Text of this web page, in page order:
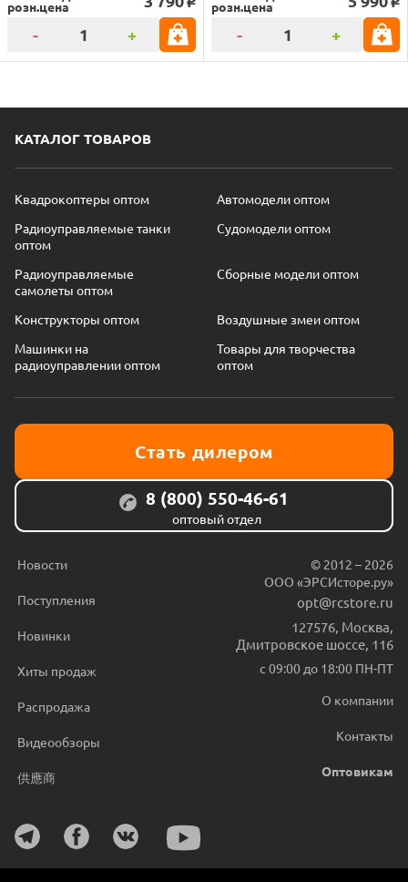
розн.цена
- +
розн.цена
- +
КАТАЛОГ ТОВАРОВ
Квадрокоптеры оптом
Автомодели оптом
Радиоуправляемые танки
оптом
Судомодели оптом
Радиоуправляемые
самолеты оптом
Сборные модели оптом
Конструкторы оптом
Воздушные змеи оптом
Машинки на
радиоуправлении оптом
Товары для творчества
оптом
Стать дилером
8 (800) 550-46-61
оптовый отдел
Новости
Поступления
Новинки
Хиты продаж
Распродажа
Видеообзоры
供應商
© 2012 – 2026
ООО «ЭРСИсторе.ру»
opt@rcstore.ru
127576 Москва
Дмитровское шоссе, 116
с 09:00 до 18:00 ПН-ПТ
О компании
Контакты
Оптовикам